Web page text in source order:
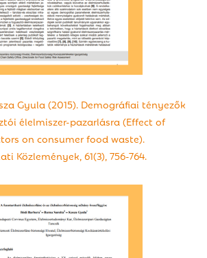
Gyula (2015). Demográfiai tényezők
élelmiszer-pazarlásra (Effect of
on consumer food waste).
Közlemények, 61(3), 756-764.